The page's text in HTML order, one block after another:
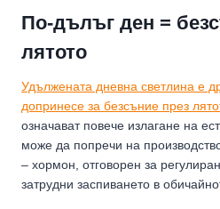
По-дълъг ден =
лятото
Удължената дневна светлина е
допринесе за безсъние през
означават повече излагане на
може да попречи на
– хормон, отговорен за
затрудни заспиването в